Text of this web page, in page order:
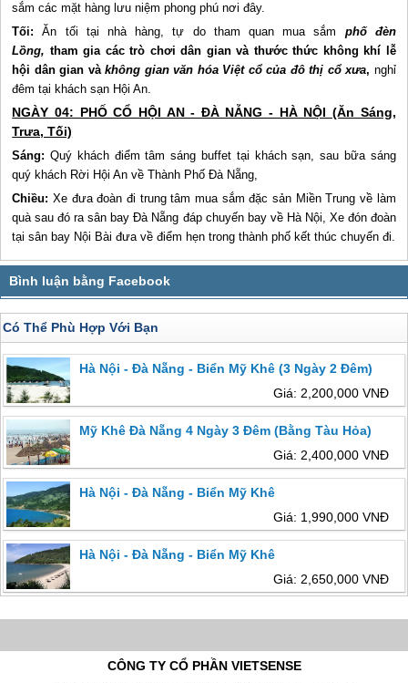
sắm các mặt hàng lưu niệm phong phú nơi đây.
Tối:Ăn tối tại nhà hàng, tự do tham quan mua sắm phố đèn
Lồng, tham gia các trò chơi dân gian và thước thức không khí lễ
hội dân gian vàkhông gian văn hóa Việt cổ của đô thị cổ xưa, nghỉ
đêm tại khách sạn Hội An.
NGÀY 04: PHỐ CỔ HỘI AN - ĐÀ NẴNG - HÀ NỘI (Ăn Sáng,
Trưa, Tối)
Sáng: Quý khách điểm tâm sáng buffet tại khách sạn, sau bữa sáng
quý khách Rời Hội An về Thành Phố Đà Nẵng,
Chiều: Xe đưa đoàn đi trung tâm mua sắm đặc sản Miền Trung về làm
quà sau đó ra sân bay Đà Nẵng đáp chuyến bay về Hà Nội, Xe đón đoàn
tại sân bay Nội Bài đưa về điểm hẹn trong thành phố kết thúc chuyến đi.
Có Thể Phù Hợp Với Bạn
Hà Nội - Đà Nẵng - Biển Mỹ Khê (3 Ngày 2 Đêm)
Giá: 2,200,000 VNĐ
Mỹ Khê Đà Nẵng 4 Ngày 3 Đêm (Bằng Tàu Hỏa)
Giá: 2,400,000 VNĐ
Hà Nội - Đà Nẵng - Biển Mỹ Khê
Giá: 1,990,000 VNĐ
Hà Nội - Đà Nẵng - Biển Mỹ Khê
Giá: 2,650,000 VNĐ
CÔNG TY CỔ PHẦN VIETSENSE